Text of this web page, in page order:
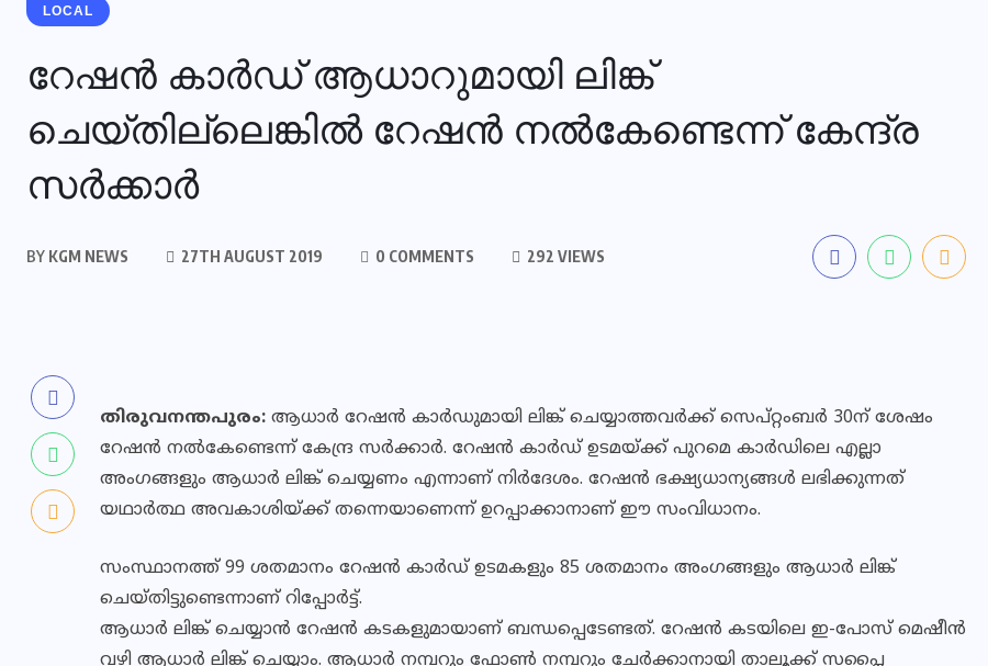
LOCAL
റേഷന്‍ കാര്‍ഡ് ആധാറുമായി ലിങ്ക്
ചെയ്തില്ലെങ്കില്‍ റേഷന്‍ നല്‍കേണ്ടെന്ന് കേന്ദ്ര
സര്‍ക്കാര്‍
BY KGM NEWS 27TH AUGUST 2019 0 COMMENTS 292 VIEWS
തിരുവനന്തപുരം: ആധാര്‍ റേഷന്‍ കാര്‍ഡുമായി ലിങ്ക് ചെയ്യാത്തവര്‍ക്ക് സെപ്റ്റംബര്‍ 30ന് ശേഷം
റേഷന്‍ നല്‍കേണ്ടെന്ന് കേന്ദ്ര സര്‍ക്കാര്‍. റേഷന്‍ കാര്‍ഡ് ഉടമയ്ക്ക് പുറമെ കാര്‍ഡിലെ എല്ലാ
അംഗങ്ങളും ആധാര്‍ ലിങ്ക് ചെയ്യണം എന്നാണ് നിര്‍ദേശം. റേഷന്‍ ഭക്ഷ്യധാന്യങ്ങള്‍ ലഭിക്കുന്നത്
യഥാര്‍ത്ഥ അവകാശിയ്ക്ക് തന്നെയാണെന്ന് ഉറപ്പാക്കാനാണ് ഈ സംവിധാനം.
സംസ്ഥാനത്ത് 99 ശതമാനം റേഷന്‍ കാര്‍ഡ് ഉടമകളും 85 ശതമാനം അംഗങ്ങളും ആധാര്‍ ലിങ്ക്
ചെയ്തിട്ടുണ്ടെന്നാണ് റിപ്പോര്‍ട്ട്.
ആധാര്‍ ലിങ്ക് ചെയ്യാന്‍ റേഷന്‍ കടകളുമായാണ് ബന്ധപ്പെടേണ്ടത്. റേഷന്‍ കടയിലെ ഇ-പോസ് മെഷീന്‍
വഴി ആധാര്‍ ലിങ്ക് ചെയ്യാം. ആധാര്‍ നമ്പറും ഫോണ്‍ നമ്പറും ചേര്‍ക്കാനായി താലൂക്ക് സപ്ലൈ